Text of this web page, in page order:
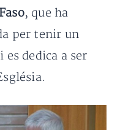
, que ha
per tenir un
dedica a ser